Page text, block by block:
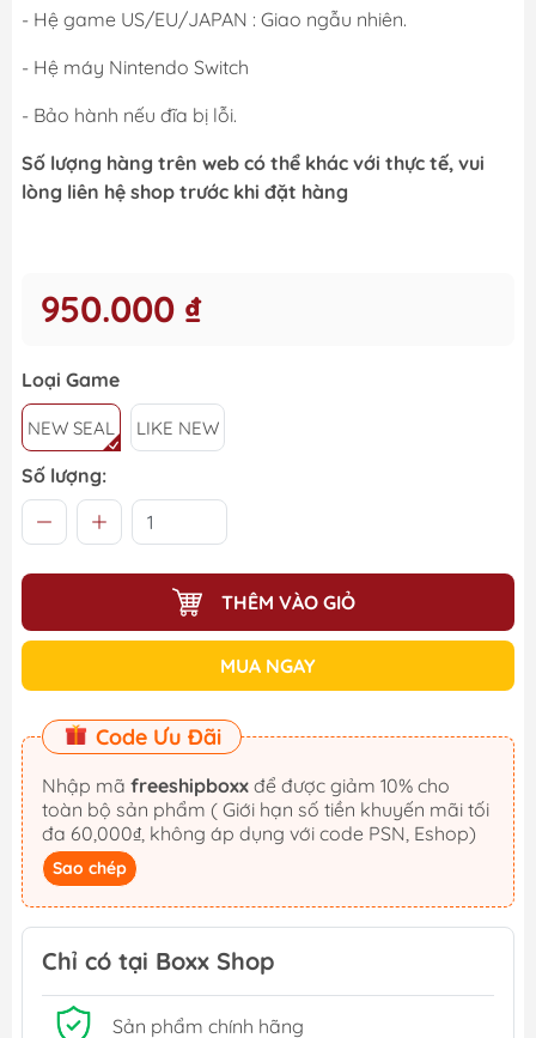
- Hệ game US/EU/JAPAN : Giao ngẫu nhiên.
- Hệ máy Nintendo Switch
- Bảo hành nếu đĩa bị lỗi.
Số lượng hàng trên web có thể khác với thực tế, vui
lòng liên hệ shop trước khi đặt hàng
950.000 ₫
Loại Game
NEW SEAL LIKE NEW
Số lượng:
THÊM VÀO GIỎ
MUA NGAY
Code Ưu Đãi
Nhập mã freeshipboxx
toàn bộ sản phẩm ( Giới hạn số tiền khuyến mãi tối
đa 60,000₫, không áp dụng với code PSN, Eshop)
Sao chép
Chỉ có tại Boxx Shop
Sản phẩm chính hãng